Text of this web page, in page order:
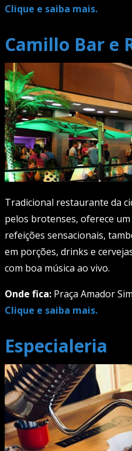
Clique e saiba mais.
Camillo Bar e
Tradicional restaurante da
pelos brotenses, oferece
refeições sensacionais,
em porções, drinks e
com boa música ao vivo.
Onde fica: Praça Amador
Clique e saiba mais.
Especialeria